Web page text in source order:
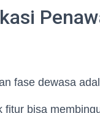
fase dewasa
fitur bisa